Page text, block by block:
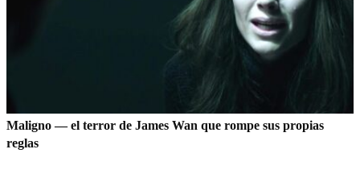
Maligno — el terror de James Wan que rompe sus propias
reglas